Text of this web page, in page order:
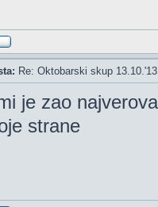
Re: Oktobarski skup
je zao
strane